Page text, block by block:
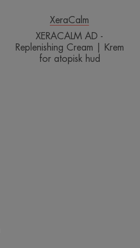
hud
XeraCalm
XERACALM AD -
Replenishing Cream | Krem
for atopisk hud